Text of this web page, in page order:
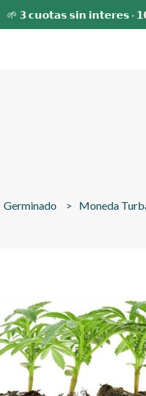
🌱 𝟯 𝗰𝘂𝗼𝘁𝗮𝘀 𝘀𝗶𝗻 𝗶𝗻𝘁𝗲𝗿𝗲𝘀 ·
Germinado Moneda